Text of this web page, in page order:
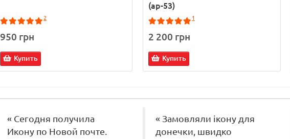
2
950 грн
Купить
(ар-53)
1
2 200 грн
Купить
« Сегодня получила
Икону по Новой почте.
« Замовляли ікону для
донечки, швидко